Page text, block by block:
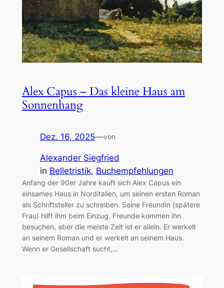
Alex Capus – Das kleine Haus am
Sonnenhang
Dez. 16, 2025—von
Alexander Siegfried
in Belletristik, Buchempfehlungen
Anfang der 90er Jahre kauft sich Alex Capus ein
einsames Haus in Norditalien, um seinen ersten Roman
als Schriftsteller zu schreiben. Seine Freundin (spätere
Frau) hilft ihm beim Einzug. Freunde kommen ihn
besuchen, aber die meiste Zeit ist er allein. Er werkelt
an seinem Roman und er werkelt an seinem Haus.
Wenn er Gesellschaft sucht,…